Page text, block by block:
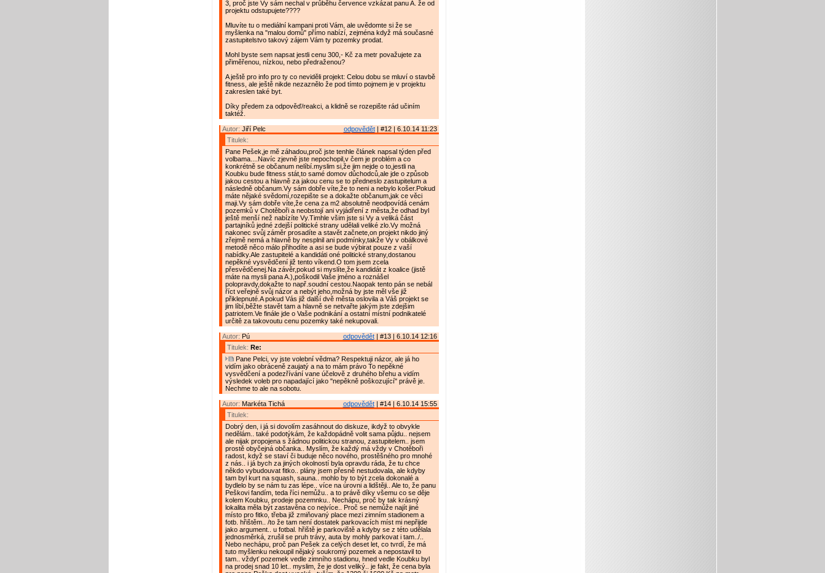
3, proč jste Vy sám nechal v průběhu července vzkázat panu A. že od
projektu odstupujete????
Mluvíte tu o mediální kampani proti Vám, ale uvědomte si že se
myšlenka na "malou domů" přímo nabízí, zejména když má současné
zastupitelstvo takový zájem Vám ty pozemky prodat.
Mohl byste sem napsat jestli cenu 300,- Kč za metr považujete za
přiměřenou, nízkou, nebo předraženou?
A ještě pro info pro ty co neviděli projekt: Celou dobu se mluví o stavbě
fitness, ale ještě nikde nezaznělo že pod tímto pojmem je v projektu
zakreslen také byt.
Díky předem za odpověď/reakci, a klidně se rozepište rád učiním
taktéž.
odpovědět| #12 | 6.10.14 11:23
Autor: Jiří Pelc
Titulek:
Pane Pešek,je mě záhadou,proč jste tenhle článek napsal týden před
volbama....Navíc zjevně jste nepochopil,v čem je problém a co
konkrétně se občanum nelíbí.myslim si,že jim nejde o to,jestli na
Koubku bude fitness stát,to samé domov důchodců,ale jde o způsob
jakou cestou a hlavně za jakou cenu se to předneslo zastupitelum a
následně občanum.Vy sám dobře víte,že to neni a nebylo košer.Pokud
máte nějaké svědomí,rozepište se a dokažte občanum,jak ce věci
maji.Vy sám dobře víte,že cena za m2 absolutně neodpovídá cenám
pozemků v Chotěboři a neobstojí ani vyjádření z města,že odhad byl
ještě menší než nabízíte Vy.Timhle všim jste si Vy a veliká část
partajníků jedné zdejší politické strany udělali veliké zlo.Vy možná
nakonec svůj záměr prosadíte a stavět začnete,on projekt nikdo jiný
zřejmě nemá a hlavně by nesplnil ani podmínky,takže Vy v obálkové
metodě něco málo přihodíte a asi se bude výbirat pouze z vaší
nabídky.Ale zastupitelé a kandidáti oné politické strany,dostanou
nepěkné vysvědčení již tento víkend.O tom jsem zcela
přesvědčenej.Na závěr,pokud si myslíte,že kandidát z koalice (jistě
máte na mysli pana A.),poškodil Vaše jméno a roznášel
polopravdy,dokažte to např.soudní cestou.Naopak tento pán se nebál
říct veřejně svůj názor a nebýt jeho,možná by jste měl vše již
přiklepnuté.A pokud Vás již další dvě města oslovila a Váš projekt se
jim líbí,běžte stavět tam a hlavně se netvařte jakým jste zdejšim
patriotem.Ve finále jde o Vaše podnikání a ostatní místní podnikatelé
určitě za takovoutu cenu pozemky také nekupovali.
odpovědět| #13 | 6.10.14 12:16
Autor: Pú
Titulek: Re:
Pane Pelci, vy jste volební vědma? Respektuji názor, ale já ho
vidím jako obráceně zaujatý a na to mám právo To nepěkné
vysvědčení a podezřívání vane účelově z druhého břehu a vidím
výsledek voleb pro napadající jako "nepěkně poškozující" právě je.
Nechme to ale na sobotu.
odpovědět| #14 | 6.10.14 15:55
Autor: Markéta Tichá
Titulek:
Dobrý den, i já si dovolím zasáhnout do diskuze, ikdyž to obvykle
nedělám.. také podotýkám, že každopádně volit sama půjdu.. nejsem
ale nijak propojena s žádnou politickou stranou, zastupitelem.. jsem
prostě obyčejná občanka.. Myslím, že každý má vždy v Chotěboři
radost, když se staví či buduje něco nového, prostěšného pro mnohé
z nás.. i já bych za jiných okolností byla opravdu ráda, že tu chce
někdo vybudouvat fitko.. plány jsem přesně nestudovala, ale kdyby
tam byl kurt na squash, sauna.. mohlo by to být zcela dokonalé a
bydlelo by se nám tu zas lépe.. více na úrovni a lidštěji.. Ale to, že panu
Peškovi fandím, teda říci nemůžu.. a to právě díky všemu co se děje
kolem Koubku, prodeje pozemnku.. Nechápu, proč by tak krásný
lokalita měla být zastavěna co nejvíce.. Proč se nemůže najít jiné
místo pro fitko, třeba již zmiňovaný place mezi zimním stadionem a
fotb. hřištěm.. /to že tam není dostatek parkovacích míst mi nepřijde
jako argument.. u fotbal. hřiště je parkoviště a kdyby se z této udělala
jednosměrká, zrušil se pruh trávy, auta by mohly parkovat i tam../..
Nebo nechápu, proč pan Pešek za celých deset let, co tvrdí, že má
tuto myšlenku nekoupil nějaký soukromý pozemek a nepostavil to
tam.. vždyť pozemek vedle zimního stadionu, hned vedle Koubku byl
na prodej snad 10 let.. myslim, že je dost veliký.. je fakt, že cena byla